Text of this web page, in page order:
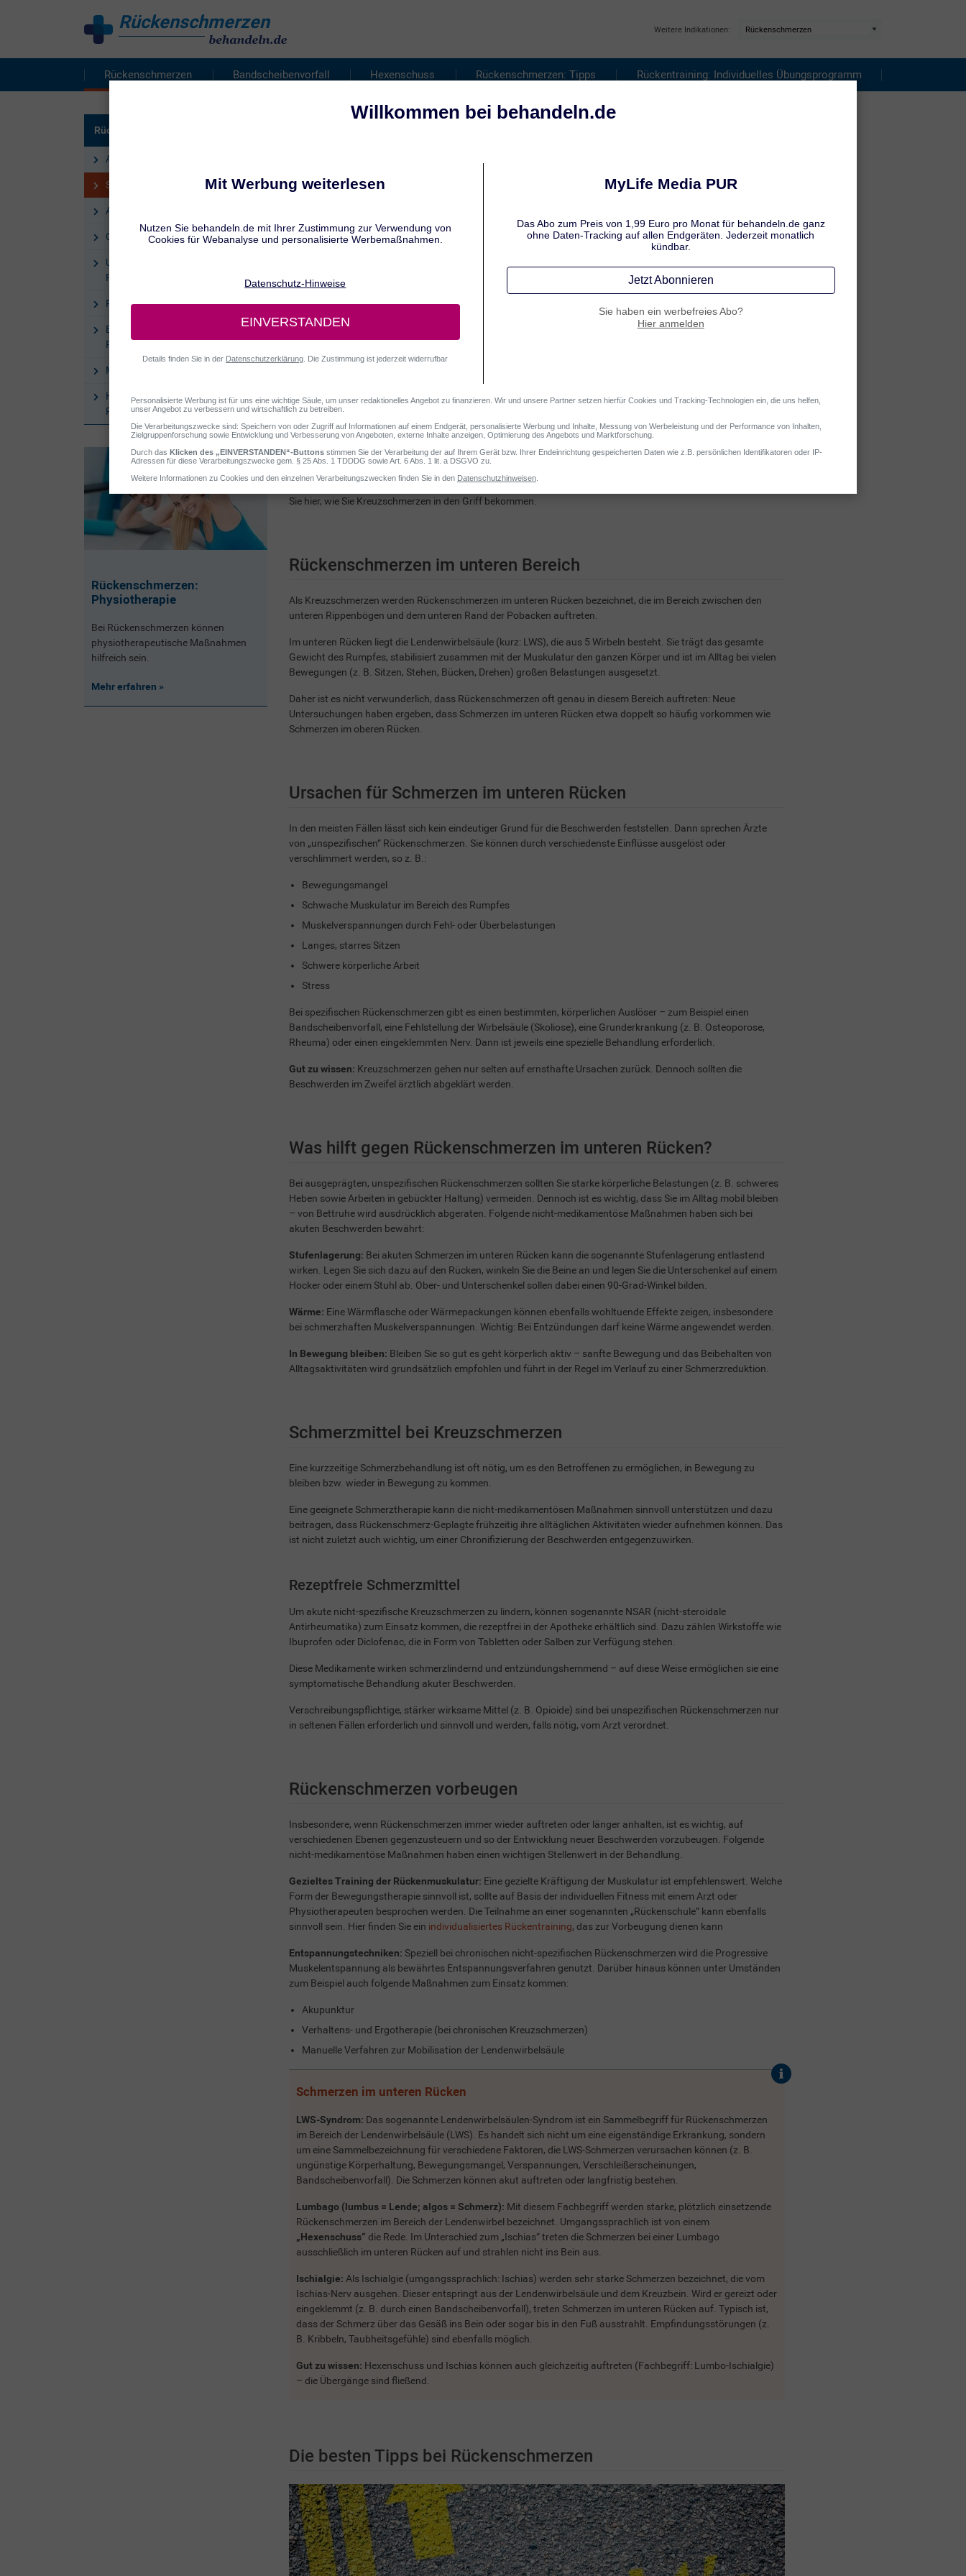
Rückenschmerzenbehandeln
Weitere Indikationen:
Rückenschmerzen Bandscheibenvorfall Hexenschuss Rückenschmerzen: Tipps Rückentraining: Individuelles Übungsprogramm
RÜCKENSCHMERZEN IM UNTEREN RÜCKEN
Ursachen wie Bewegungsmangel, eine schwache Rumpfmuskulatur oder Fehlbelastungen zusammen. Lesen
Sie hier, wie Sie Kreuzschmerzen in den Griff bekommen.
Rückenschmerzen im unteren Bereich
Als Kreuzschmerzen werden Rückenschmerzen im unteren Rücken bezeichnet, die im Bereich zwischen den
unteren Rippenbögen und dem unteren Rand der Pobacken auftreten.
Im unteren Rücken liegt die Lendenwirbelsäule (kurz: LWS), die aus 5 Wirbeln besteht. Sie trägt das gesamte
Gewicht des Rumpfes, stabilisiert zusammen mit der Muskulatur den ganzen Körper und ist im Alltag bei vielen
Bewegungen (z. B. Sitzen, Stehen, Bücken, Drehen) großen Belastungen ausgesetzt.
Daher ist es nicht verwunderlich, dass Rückenschmerzen oft genau in diesem Bereich auftreten: Neue
Untersuchungen haben ergeben, dass Schmerzen im unteren Rücken etwa doppelt so häufig vorkommen wie
Schmerzen im oberen Rücken.
Ursachen für Schmerzen im unteren Rücken
In den meisten Fällen lässt sich kein eindeutiger Grund für die Beschwerden feststellen. Dann sprechen Ärzte
von „unspezifischen“ Rückenschmerzen. Sie können durch verschiedenste Einflüsse ausgelöst oder
verschlimmert werden, so z. B.:
Bewegungsmangel
Schwache Muskulatur im Bereich des Rumpfes
Muskelverspannungen durch Fehl- oder Überbelastungen
Langes, starres Sitzen
Schwere körperliche Arbeit
Stress
Bei spezifischen Rückenschmerzen gibt es einen bestimmten, körperlichen Auslöser – zum Beispiel einen
Bandscheibenvorfall, eine Fehlstellung der Wirbelsäule (Skoliose), eine Grunderkrankung (z. B. Osteoporose,
Rheuma) oder einen eingeklemmten Nerv. Dann ist jeweils eine spezielle Behandlung erforderlich.
Gut zu wissen: Kreuzschmerzen gehen nur selten auf ernsthafte Ursachen zurück. Dennoch sollten die
Beschwerden im Zweifel ärztlich abgeklärt werden.
Was hilft gegen Rückenschmerzen im unteren Rücken?
Bei ausgeprägten, unspezifischen Rückenschmerzen sollten Sie starke körperliche Belastungen (z. B. schweres
Heben sowie Arbeiten in gebückter Haltung) vermeiden. Dennoch ist es wichtig, dass Sie im Alltag mobil bleiben
– von Bettruhe wird ausdrücklich abgeraten. Folgende nicht-medikamentöse Maßnahmen haben sich bei
akuten Beschwerden bewährt:
Stufenlagerung: Bei akuten Schmerzen im unteren Rücken kann die sogenannte Stufenlagerung entlastend
wirken. Legen Sie sich dazu auf den Rücken, winkeln Sie die Beine an und legen Sie die Unterschenkel auf einem
Hocker oder einem Stuhl ab. Ober- und Unterschenkel sollen dabei einen 90-Grad-Winkel bilden.
Wärme: Eine Wärmflasche oder Wärmepackungen können ebenfalls wohltuende Effekte zeigen, insbesondere
bei schmerzhaften Muskelverspannungen. Wichtig: Bei Entzündungen darf keine Wärme angewendet werden.
In Bewegung bleiben: Bleiben Sie so gut es geht körperlich aktiv – sanfte Bewegung und das Beibehalten von
Alltagsaktivitäten wird grundsätzlich empfohlen und führt in der Regel im Verlauf zu einer Schmerzreduktion.
Schmerzmittel bei Kreuzschmerzen
Eine kurzzeitige Schmerzbehandlung ist oft nötig, um es den Betroffenen zu ermöglichen, in Bewegung zu
bleiben bzw. wieder in Bewegung zu kommen.
Eine geeignete Schmerztherapie kann die nicht-medikamentösen Maßnahmen sinnvoll unterstützen und dazu
beitragen, dass Rückenschmerz-Geplagte frühzeitig ihre alltäglichen Aktivitäten wieder aufnehmen können. Das
ist nicht zuletzt auch wichtig, um einer Chronifizierung der Beschwerden entgegenzuwirken.
Rezeptfreie Schmerzmittel
Um akute nicht-spezifische Kreuzschmerzen zu lindern, können sogenannte NSAR (nicht-steroidale
Antirheumatika) zum Einsatz kommen, die rezeptfrei in der Apotheke erhältlich sind. Dazu zählen Wirkstoffe wie
Ibuprofen oder Diclofenac, die in Form von Tabletten oder Salben zur Verfügung stehen.
Diese Medikamente wirken schmerzlindernd und entzündungshemmend – auf diese Weise ermöglichen sie eine
symptomatische Behandlung akuter Beschwerden.
Verschreibungspflichtige, stärker wirksame Mittel (z. B. Opioide) sind bei unspezifischen Rückenschmerzen nur
in seltenen Fällen erforderlich und sinnvoll und werden, falls nötig, vom Arzt verordnet.
Rückenschmerzen vorbeugen
Insbesondere, wenn Rückenschmerzen immer wieder auftreten oder länger anhalten, ist es wichtig, auf
verschiedenen Ebenen gegenzusteuern und so der Entwicklung neuer Beschwerden vorzubeugen. Folgende
nicht-medikamentöse Maßnahmen haben einen wichtigen Stellenwert in der Behandlung.
Gezieltes Training der Rückenmuskulatur: Eine gezielte Kräftigung der Muskulatur ist empfehlenswert. Welche
Form der Bewegungstherapie sinnvoll ist, sollte auf Basis der individuellen Fitness mit einem Arzt oder
Physiotherapeuten besprochen werden. Die Teilnahme an einer sogenannten „Rückenschule“ kann ebenfalls
sinnvoll sein. Hier finden Sie ein individualisiertes Rückentraining, das zur Vorbeugung dienen kann
Entspannungstechniken: Speziell bei chronischen nicht-spezifischen Rückenschmerzen wird die Progressive
Muskelentspannung als bewährtes Entspannungsverfahren genutzt. Darüber hinaus können unter Umständen
zum Beispiel auch folgende Maßnahmen zum Einsatz kommen:
Akupunktur
Verhaltens- und Ergotherapie (bei chronischen Kreuzschmerzen)
Manuelle Verfahren zur Mobilisation der Lendenwirbelsäule
Schmerzen im unteren Rücken
LWS-Syndrom: Das sogenannte Lendenwirbelsäulen-Syndrom ist ein Sammelbegriff für Rückenschmerzen
im Bereich der Lendenwirbelsäule (LWS). Es handelt sich nicht um eine eigenständige Erkrankung, sondern
um eine Sammelbezeichnung für verschiedene Faktoren, die LWS-Schmerzen verursachen können (z. B.
ungünstige Körperhaltung, Bewegungsmangel, Verspannungen, Verschleißerscheinungen,
Bandscheibenvorfall). Die Schmerzen können akut auftreten oder langfristig bestehen.
Lumbago (lumbus = Lende; algos = Schmerz): Mit diesem Fachbegriff werden starke, plötzlich einsetzende
Rückenschmerzen im Bereich der Lendenwirbel bezeichnet. Umgangssprachlich ist von einem
„Hexenschuss“ die Rede. Im Unterschied zum „Ischias“ treten die Schmerzen bei einer Lumbago
ausschließlich im unteren Rücken auf und strahlen nicht ins Bein aus.
Ischialgie: Als Ischialgie (umgangssprachlich: Ischias) werden sehr starke Schmerzen bezeichnet, die vom
Ischias-Nerv ausgehen. Dieser entspringt aus der Lendenwirbelsäule und dem Kreuzbein. Wird er gereizt oder
eingeklemmt (z. B. durch einen Bandscheibenvorfall), treten Schmerzen im unteren Rücken auf. Typisch ist,
dass der Schmerz über das Gesäß ins Bein oder sogar bis in den Fuß ausstrahlt. Empfindungsstörungen (z.
B. Kribbeln, Taubheitsgefühle) sind ebenfalls möglich.
Gut zu wissen: Hexenschuss und Ischias können auch gleichzeitig auftreten (Fachbegriff: Lumbo-Ischialgie)
– die Übergänge sind fließend.
Die besten Tipps bei Rückenschmerzen
Rückenschmerzen
Arten von Rückenschmerzen
Schmerzen im unteren Rücken
Akute Rückenschmerzen
Chronische Rückenschmerzen
Ursachen & Symptome
Rückenschmerzen
Physiotherapie Rückenschmerzen
Behandlung von
Rückenschmerzen
Mittel gegen Rückenschmerzen
Hausmittel gegen
Rückenschmerzen
Rückenschmerzen:
Physiotherapie
Bei Rückenschmerzen können
physiotherapeutische Maßnahmen
hilfreich sein.
Mehr erfahren